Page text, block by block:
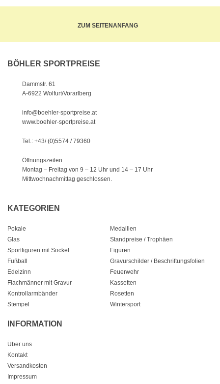
ZUM SEITENANFANG
BÖHLER SPORTPREISE
Dammstr. 61
A-6922 Wolfurt/Vorarlberg
info@boehler-sportpreise.at
www.boehler-sportpreise.at
Tel.: +43/ (0)5574 / 79360
Öffnungszeiten
Montag – Freitag von 9 – 12 Uhr und 14 – 17 Uhr
Mittwochnachmittag geschlossen.
KATEGORIEN
Pokale
Medaillen
Glas
Standpreise / Trophäen
Sportfiguren mit Sockel
Figuren
Fußball
Gravurschilder / Beschriftungsfolien
Edelzinn
Feuerwehr
Flachmänner mit Gravur
Kassetten
Kontrollarmbänder
Rosetten
Stempel
Wintersport
INFORMATION
Über uns
Kontakt
Versandkosten
Impressum